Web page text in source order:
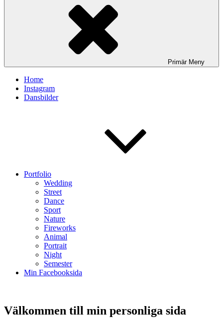
Primär Meny
Home
Instagram
Dansbilder
Portfolio
Wedding
Street
Dance
Sport
Nature
Fireworks
Animal
Portrait
Night
Semester
Min Facebooksida
Välkommen till min personliga sida